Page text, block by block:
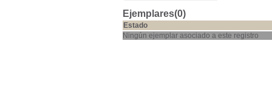
Ejemplares(0)
Estado
Ningún ejemplar asociado a este registro